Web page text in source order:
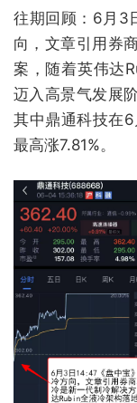
往期回顾：6月3
向，文章引用券
案，随着英伟达
迈入高景气发展
其中鼎通科技在
最高涨7.81%。